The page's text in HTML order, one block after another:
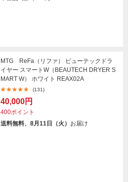
MTG ReFa（リファ） ビューテックドラ
イヤー スマートW（BEAUTECH DRYER S
MART W） ホワイト REAX02A
(131)
40,000円
400ポイント
送料無料、8月11日（火） お届け